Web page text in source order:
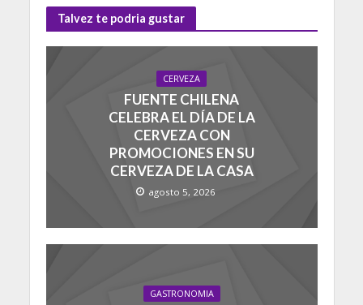
Talvez te podria gustar
CERVEZA
FUENTE CHILENA
CELEBRA EL DÍA DE LA
CERVEZA CON
PROMOCIONES EN SU
CERVEZA DE LA CASA
agosto 5, 2026
GASTRONOMIA